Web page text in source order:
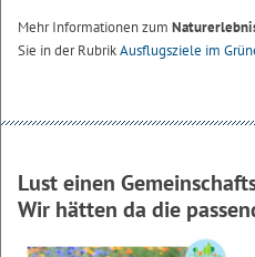
Mehr Informationen zum
Sie in der RubrikAusflugsziele im
Lust einen
Wir hätten da die